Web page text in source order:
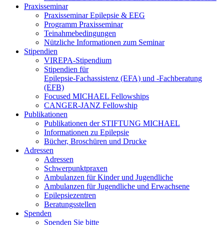
Praxisseminar
Praxisseminar Epilepsie & EEG
Programm Praxisseminar
Teinahmebedingungen
Nützliche Informationen zum Seminar
Stipendien
VIREPA-Stipendium
Stipendien für
Epilepsie-Fachassistenz (EFA) und -Fachberatung
(EFB)
Focused MICHAEL Fellowships
CANGER-JANZ Fellowship
Publikationen
Publikationen der STIFTUNG MICHAEL
Informationen zu Epilepsie
Bücher, Broschüren und Drucke
Adressen
Adressen
Schwerpunktpraxen
Ambulanzen für Kinder und Jugendliche
Ambulanzen für Jugendliche und Erwachsene
Epilepsiezentren
Beratungsstellen
Spenden
Spenden Sie bitte